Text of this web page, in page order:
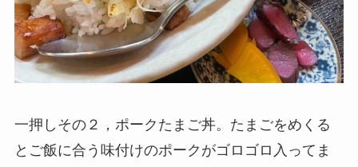
一押しその２，ポークたまご丼。たまごをめくる
とご飯に合う味付けのポークがゴロゴロ入ってま